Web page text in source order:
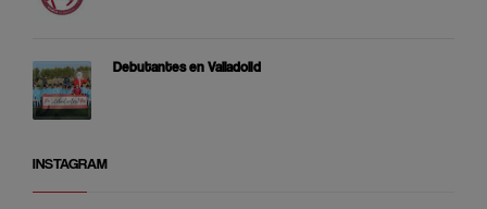
Debutantes en Valladolid
INSTAGRAM